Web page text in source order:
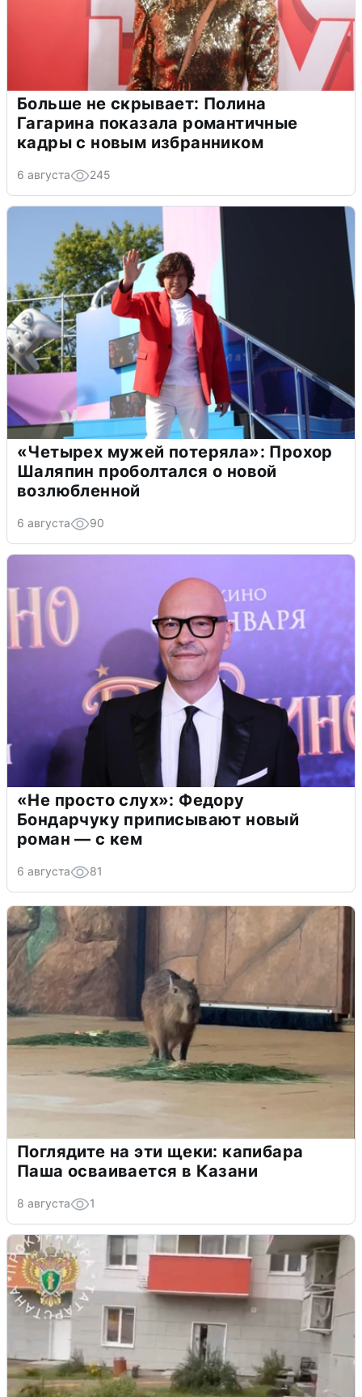
Больше не скрывает: Полина
Гагарина показала романтичные
кадры с новым избранником
6 августа 245
«Четырех мужей потеряла»: Прохор
Шаляпин проболтался о новой
возлюбленной
6 августа 90
«Не просто слух»: Федору
Бондарчуку приписывают новый
роман — с кем
6 августа 81
Поглядите на эти щеки: капибара
Паша осваивается в Казани
8 августа 1